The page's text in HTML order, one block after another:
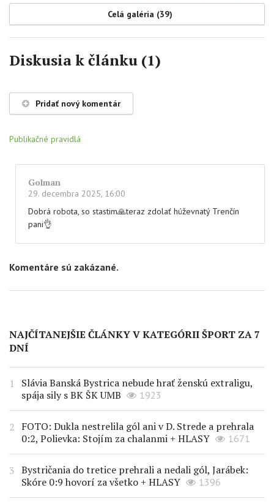
Celá galéria (39)
Diskusia k článku (1)
Pridať nový komentár
Publikačné pravidlá
Golman
29. decembra 2025, 16:00
Dobrá robota, so stastim🙏teraz zdolať húževnatý Trenčín
pani👌
Komentáre sú zakázané.
NAJČÍTANEJŠIE ČLÁNKY V KATEGÓRII ŠPORT ZA 7
DNÍ
Slávia Banská Bystrica nebude hrať ženskú extraligu,
spája sily s BK ŠK UMB
1923
FOTO: Dukla nestrelila gól ani v D. Strede a prehrala
0:2, Polievka: Stojím za chalanmi + HLASY
1671
Bystričania do tretice prehrali a nedali gól, Jarábek:
Skóre 0:9 hovorí za všetko + HLASY
1396